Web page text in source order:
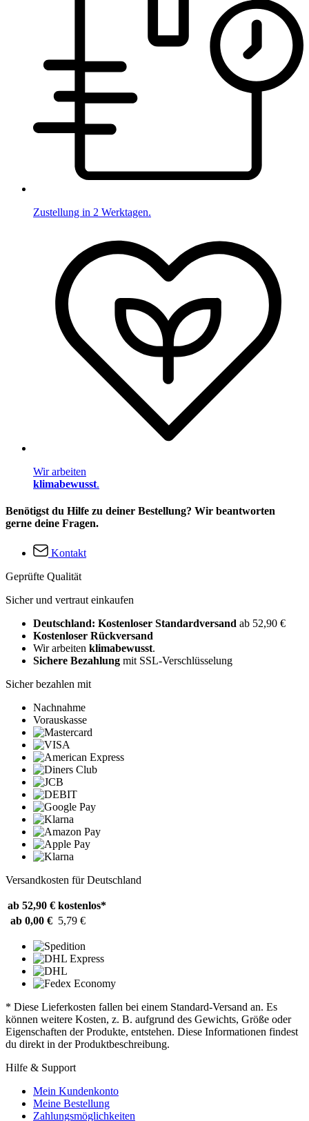
Zustellung in 2 Werktagen.
Wir arbeiten
klimabewusst.
Benötigst du Hilfe zu deiner Bestellung? Wir beantworten
gerne deine Fragen.
Kontakt
Geprüfte Qualität
Sicher und vertraut einkaufen
Deutschland: Kostenloser Standardversand ab 52,90 €
Kostenloser Rückversand
Wir arbeiten klimabewusst.
Sichere Bezahlung mit SSL-Verschlüsselung
Sicher bezahlen mit
Nachnahme
Vorauskasse
Versandkosten für Deutschland
ab 52,90 € kostenlos*
ab 0,00 € 5,79 €
* Diese Lieferkosten fallen bei einem Standard-Versand an. Es
können weitere Kosten, z. B. aufgrund des Gewichts, Größe oder
Eigenschaften der Produkte, entstehen. Diese Informationen findest
du direkt in der Produktbeschreibung.
Hilfe & Support
Mein Kundenkonto
Meine Bestellung
Zahlungsmöglichkeiten